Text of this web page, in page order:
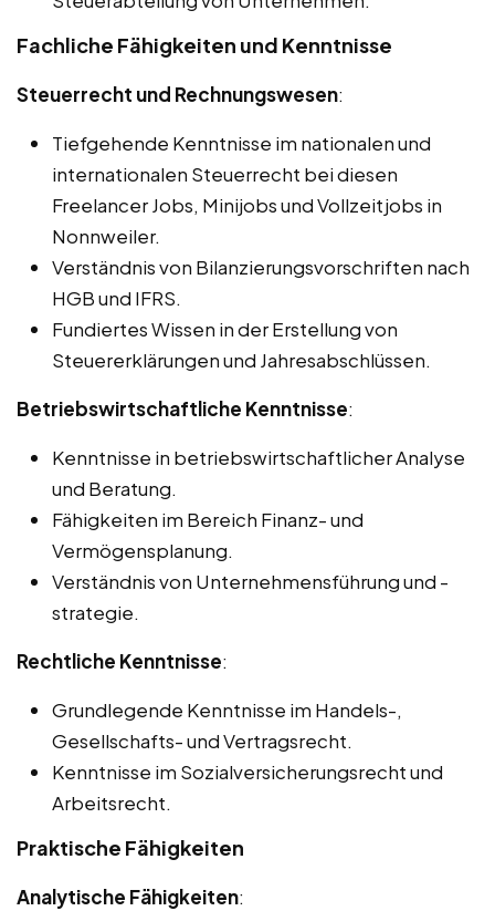
Fachliche Fähigkeiten und Kenntnisse
Steuerrecht und Rechnungswesen:
Tiefgehende Kenntnisse im nationalen und
internationalen Steuerrecht bei diesen
Freelancer Jobs, Minijobs und Vollzeitjobs in
Nonnweiler.
Verständnis von Bilanzierungsvorschriften nach
HGB und IFRS.
Fundiertes Wissen in der Erstellung von
Steuererklärungen und Jahresabschlüssen.
Betriebswirtschaftliche Kenntnisse:
Kenntnisse in betriebswirtschaftlicher Analyse
und Beratung.
Fähigkeiten im Bereich Finanz- und
Vermögensplanung.
Verständnis von Unternehmensführung und -
strategie.
Rechtliche Kenntnisse:
Grundlegende Kenntnisse im Handels-,
Gesellschafts- und Vertragsrecht.
Kenntnisse im Sozialversicherungsrecht und
Arbeitsrecht.
Praktische Fähigkeiten
Analytische Fähigkeiten: